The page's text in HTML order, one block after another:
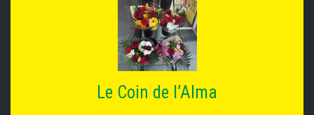
Le Coin de l’Alma